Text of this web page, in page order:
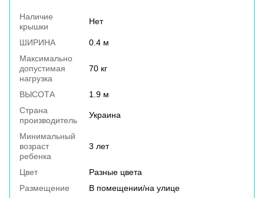
Наличие
крышки
Нет
ШИРИНА
0.4 м
Максимально
допустимая
нагрузка
70 кг
ВЫСОТА
1.9 м
Страна
производитель
Украина
Минимальный
возраст
ребенка
3 лет
Цвет
Разные цвета
Размещение
В помещении/на улице